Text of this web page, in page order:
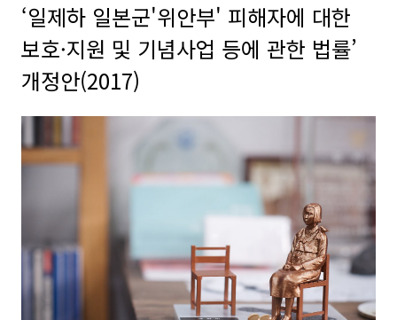
‘일제하 일본군'위안부' 피해자에 대한
보호·지원 및 기념사업 등에 관한 법률’
개정안(2017)